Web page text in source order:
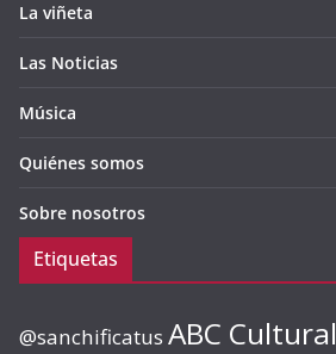
La viñeta
Las Noticias
Música
Quiénes somos
Sobre nosotros
Etiquetas
@sanchificatus ABC Cultural